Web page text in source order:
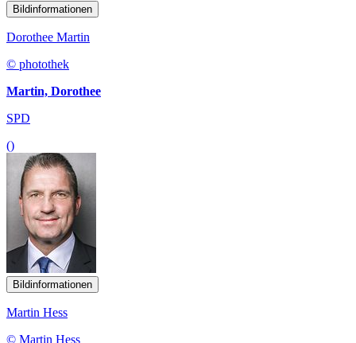
Bildinformationen
Dorothee Martin
© photothek
Martin, Dorothee
SPD
()
Bildinformationen
Martin Hess
© Martin Hess